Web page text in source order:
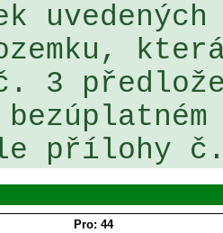
3
přílohy
Pro: 44